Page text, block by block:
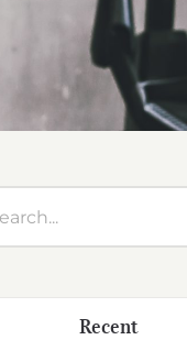
Recent